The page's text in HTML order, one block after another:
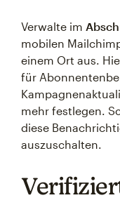
Verwalte im
mobilen
einem Ort aus.
für
mehr festlegen.
diese
auszuschalten.